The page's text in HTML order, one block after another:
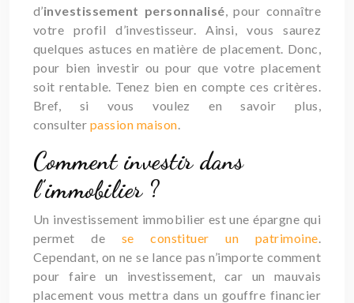
d’investissement personnalisé, pour connaître
votre profil d’investisseur. Ainsi, vous saurez
quelques astuces en matière de placement. Donc,
pour bien investir ou pour que votre placement
soit rentable. Tenez bien en compte ces critères.
Bref, si vous voulez en savoir plus,
consulter passion maison.
Comment investir dans
l’immobilier ?
Un investissement immobilier est une épargne qui
permet de se constituer un patrimoine.
Cependant, on ne se lance pas n’importe comment
pour faire un investissement, car un mauvais
placement vous mettra dans un gouffre financier